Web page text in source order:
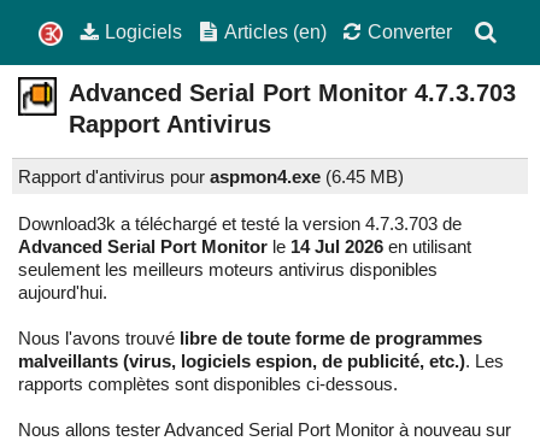
Logiciels Articles (en) Converter
Advanced Serial Port Monitor 4.7.3.703
Rapport Antivirus
Rapport d'antivirus pour aspmon4.exe (6.45 MB)
Download3k a téléchargé et testé la version 4.7.3.703 de
Advanced Serial Port Monitor le 14 Jul 2026 en utilisant
seulement les meilleurs moteurs antivirus disponibles
aujourd'hui.
Nous l'avons trouvé libre de toute forme de programmes
malveillants (virus, logiciels espion, de publicité, etc.). Les
rapports complètes sont disponibles ci-dessous.
Nous allons tester Advanced Serial Port Monitor à nouveau sur